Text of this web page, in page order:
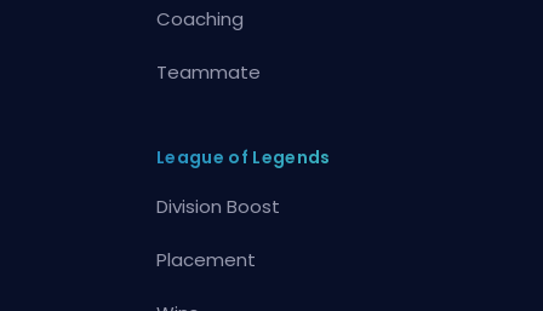
Coaching
Teammate
League of Legends
Division Boost
Placement